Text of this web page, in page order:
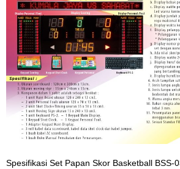
Spesifikasi Set Papan Skor Basketball BSS-